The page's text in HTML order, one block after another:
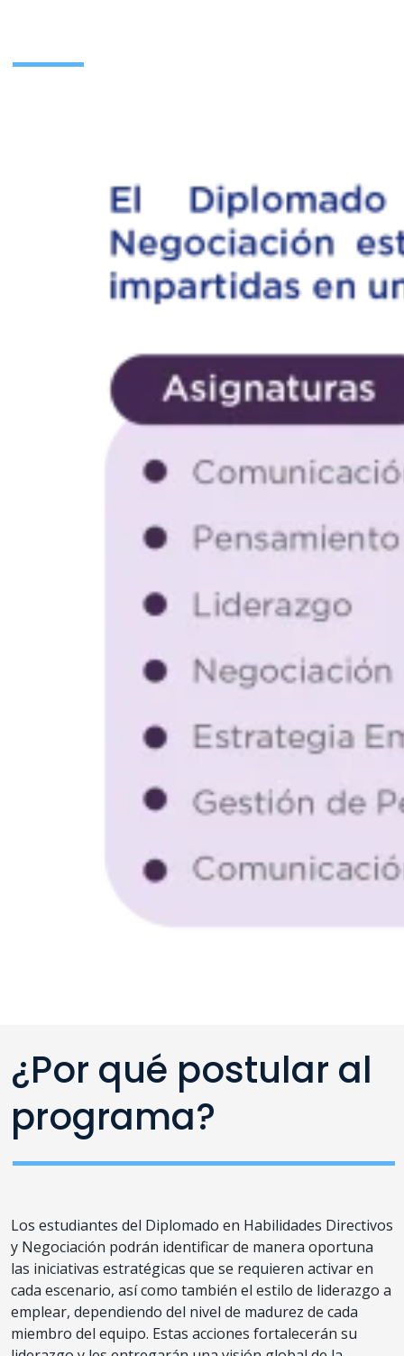
Los estudiantes del Diplomado en Habilidades Directivos
y Negociación podrán identificar de manera oportuna
las iniciativas estratégicas que se requieren activar en
cada escenario, así como también el estilo de liderazgo a
emplear, dependiendo del nivel de madurez de cada
miembro del equipo. Estas acciones fortalecerán su
¿Por qué postular al
programa?